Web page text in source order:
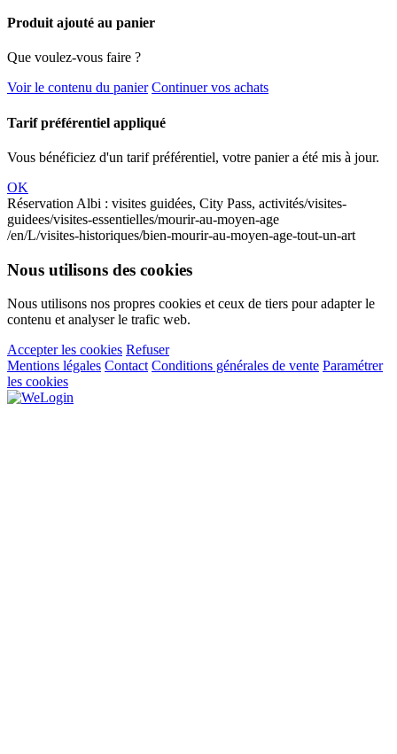
Produit ajouté au panier
Que voulez-vous faire ?
Voir le contenu du panier Continuer vos achats
Tarif préférentiel appliqué
Vous bénéficiez d'un tarif préférentiel, votre panier a été mis à jour.
OK
Réservation Albi : visites guidées, City Pass, activités/visites-
guidees/visites-essentielles/mourir-au-moyen-age
/en/L/visites-historiques/bien-mourir-au-moyen-age-tout-un-art
Nous utilisons des cookies
Nous utilisons nos propres cookies et ceux de tiers pour adapter le
contenu et analyser le trafic web.
Accepter les cookies Refuser
Mentions légales Contact Conditions générales de vente Paramétrer
les cookies